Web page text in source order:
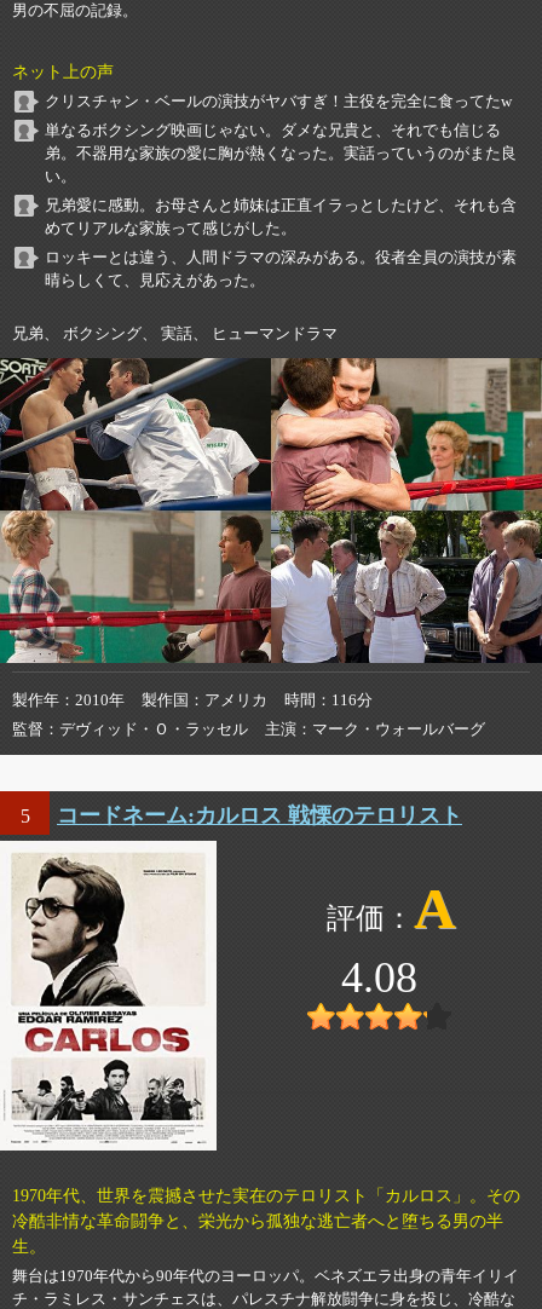
男の不屈の記録。
ネット上の声
クリスチャン・ベールの演技がヤバすぎ！主役を完全に食ってたw
単なるボクシング映画じゃない。ダメな兄貴と、それでも信じる
弟。不器用な家族の愛に胸が熱くなった。実話っていうのがまた良
い。
兄弟愛に感動。お母さんと姉妹は正直イラっとしたけど、それも含
めてリアルな家族って感じがした。
ロッキーとは違う、人間ドラマの深みがある。役者全員の演技が素
晴らしくて、見応えがあった。
兄弟、 ボクシング、 実話、 ヒューマンドラマ
製作年 2010年 製作国 アメリカ 時間
116分
監督
デヴィッド・Ｏ・ラッセル 主演 マーク・ウォールバーグ
5 コードネーム:カルロス 戦慄のテロリスト
A
4.08
1970年代、世界を震撼させた実在のテロリスト「カルロス」。その
冷酷非情な革命闘争と、栄光から孤独な逃亡者へと堕ちる男の半
生。
舞台は1970年代から90年代のヨーロッパ。ベネズエラ出身の青年イリイ
チ・ラミレス・サンチェスは、パレスチナ解放闘争に身を投じ、冷酷な